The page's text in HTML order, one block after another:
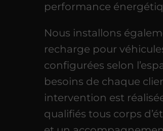
performance
Nous installons
recharge pour
configurées selon
besoins de chaque
intervention est
qualifiés tous corps